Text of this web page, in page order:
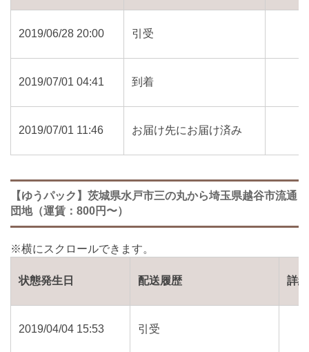
2019/06/28 20:00 引受
2019/07/01 04:41 到着
2019/07/01 11:46 お届け先にお届け済み
【ゆうパック】茨城県水戸市三の丸から埼玉県越谷市流通
団地（運賃：800円〜）
状態発生日 配送履歴 詳細
2019/04/04 15:53 引受